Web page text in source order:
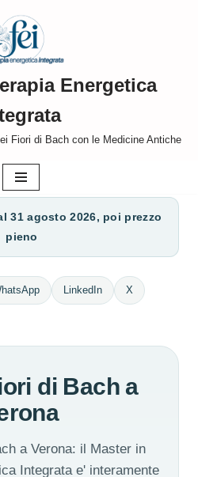
Energetica
Fiori di Bach con le Medicine Antiche
31 agosto 2026, poi prezzo
pieno
LinkedIn X
di Bach a
a Verona: il Master in
Integrata e' interamente